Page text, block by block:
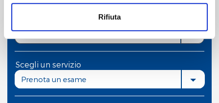
Rifiuta tutto", invece, verranno utilizzati i soli cookie
tecnici.
Rifiuta
Che cosa stai cercando?
Scegli un servizio
Prenota un esame